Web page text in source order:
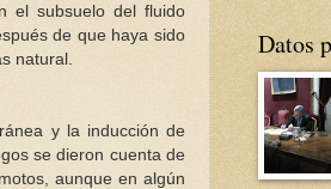
el subsuelo del fluido
de que haya sido
natural.
y la inducción de
se dieron cuenta de
aunque en algún
Datos